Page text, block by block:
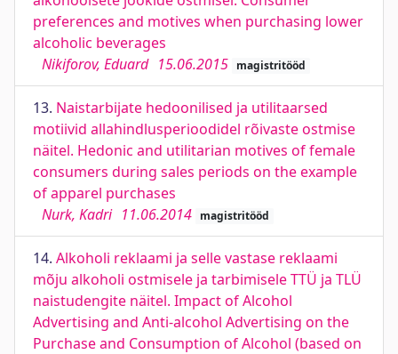
preferences and motives when purchasing lower
alcoholic beverages
Nikiforov, Eduard 15.06.2015 magistritööd
13. Naistarbijate hedoonilised ja utilitaarsed
motiivid allahindlusperioodidel rõivaste ostmise
näitel. Hedonic and utilitarian motives of female
consumers during sales periods on the example
of apparel purchases
Nurk, Kadri 11.06.2014 magistritööd
14. Alkoholi reklaami ja selle vastase reklaami
mõju alkoholi ostmisele ja tarbimisele TTÜ ja TLÜ
naistudengite näitel. Impact of Alcohol
Advertising and Anti-alcohol Advertising on the
Purchase and Consumption of Alcohol (based on